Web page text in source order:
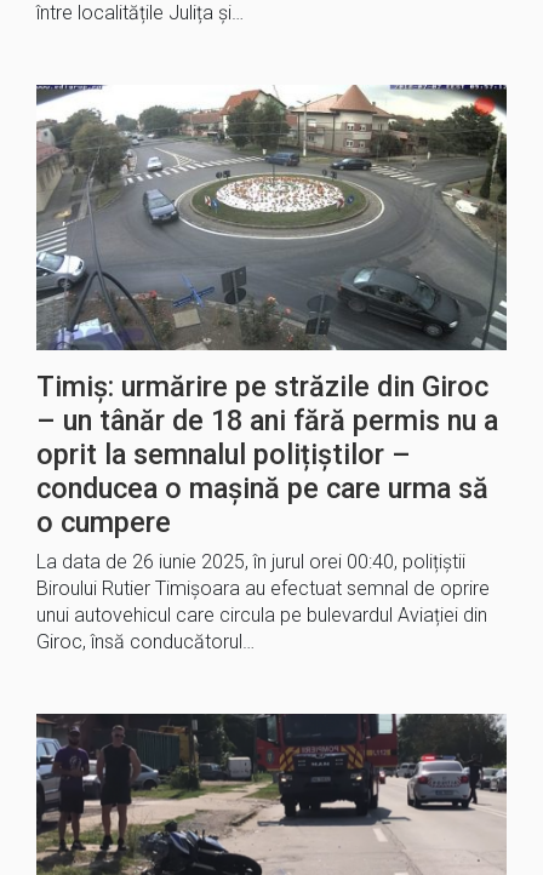
între localitățile Julița și…
Timiș: urmărire pe străzile din Giroc
– un tânăr de 18 ani fără permis nu a
oprit la semnalul polițiștilor –
conducea o mașină pe care urma să
o cumpere
La data de 26 iunie 2025, în jurul orei 00:40, polițiștii
Biroului Rutier Timișoara au efectuat semnal de oprire
unui autovehicul care circula pe bulevardul Aviației din
Giroc, însă conducătorul…